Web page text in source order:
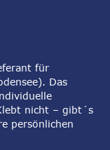
für
Das
nicht – gibt´s
persönlichen